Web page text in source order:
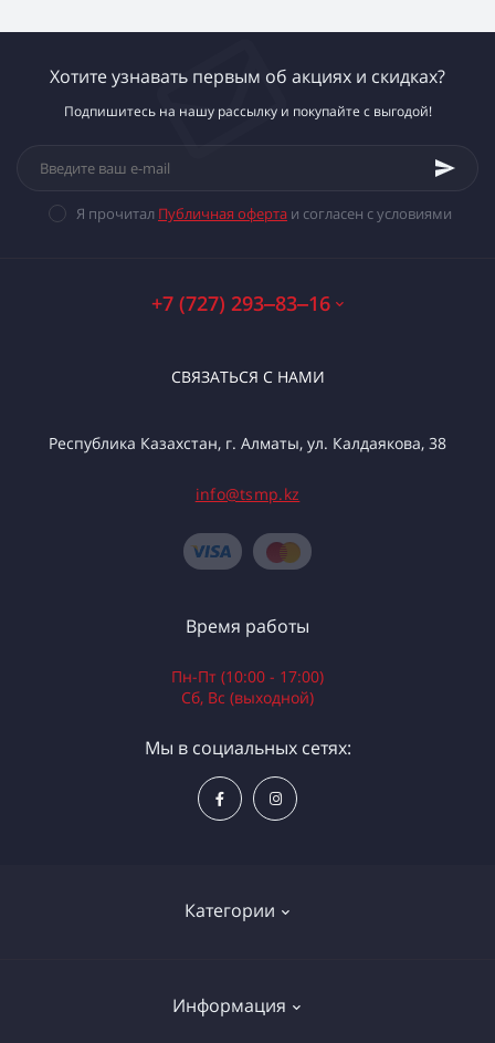
Хотите узнавать первым об акциях и скидках?
Подпишитесь на нашу рассылку и покупайте с выгодой!
Я прочитал Публичная оферта и согласен с условиями
+7 (727) 293‒83‒16
СВЯЗАТЬСЯ С НАМИ
Республика Казахстан, г. Алматы, ул. Калдаякова, 38
info@tsmp.kz
Категории
Электроинструменты
Информация
Время работы
Пн-Пт (10:00 - 17:00)
Сб, Вс (выходной)
Мы в социальных сетях: